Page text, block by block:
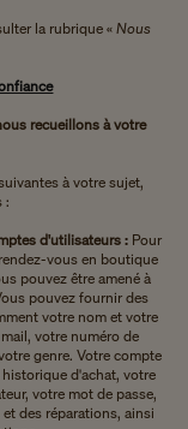
la rubrique «Nous
recueillons à votre
à votre sujet,
:
d'utilisateurs : Pour
vous en boutique
pouvez être amené à
pouvez fournir des
votre nom et votre
votre numéro de
genre. Votre compte
d'achat, votre
votre mot de passe,
des réparations, ainsi